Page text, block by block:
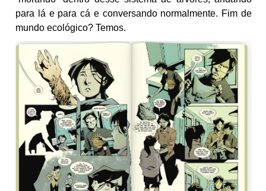
para lá e para cá e conversando normalmente. Fim de
mundo ecológico? Temos.